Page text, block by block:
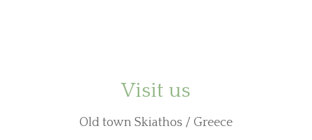
Visit us
Old town Skiathos / Greece